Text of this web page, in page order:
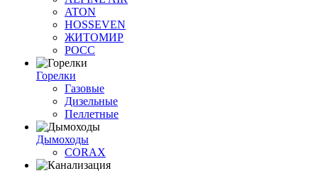
ATON
HOSSEVEN
ЖИТОМИР
РОСС
Горелки
Газовые
Дизельные
Пеллетные
Дымоходы
CORAX